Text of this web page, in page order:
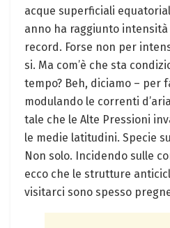
acque superficiali
anno ha raggiunto
record. Forse non per
si. Ma com’è che sta
tempo? Beh, diciamo – per
modulando le correnti
tale che le Alte Pressioni
le medie latitudini. Specie
Non solo. Incidendo sulle
ecco che le strutture
visitarci sono spesso